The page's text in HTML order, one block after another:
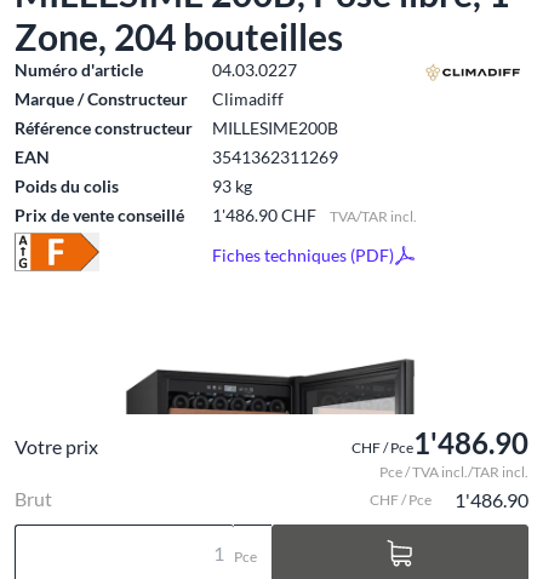
Zone, 204 bouteilles
Numéro d'article
04.03.0227
Marque / Constructeur
Climadiff
Référence constructeur
MILLESIME200B
EAN
3541362311269
Poids du colis
93 kg
Prix de vente conseillé
1'486.90 CHF TVA/TAR incl.
Fiches techniques (PDF)
Votre prix CHF / Pce1'486.90
Pce / TVA incl./TAR incl.
Brut CHF / Pce 1'486.90
Pce